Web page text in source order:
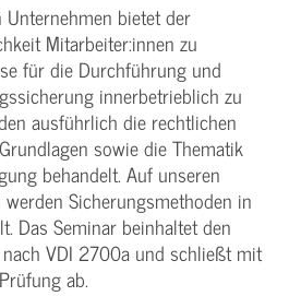
Unternehmen bietet der
Mitarbeiter:innen zu
für die Durchführung und
innerbetrieblich zu
ausführlich die rechtlichen
sowie die Thematik
behandelt. Auf unseren
Sicherungsmethoden in
Das Seminar beinhaltet den
VDI 2700a und schließt mit
ab.